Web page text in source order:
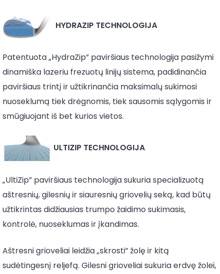
HYDRAZIP TECHNOLOGIJA
Patentuota „HydraZip” paviršiaus technologija pasižymi
dinamiška lazeriu frezuotų linijų sistema, padidinančia
paviršiaus trintį ir užtikrinančia maksimalų sukimosi
nuoseklumą tiek drėgnomis, tiek sausomis sąlygomis ir
smūgiuojant iš bet kurios vietos.
ULTIZIP TECHNOLOGIJA
„UltiZip” paviršiaus technologija sukuria specializuotą
aštresnių, gilesnių ir siauresnių griovelių seką, kad būtų
užtikrintas didžiausias trumpo žaidimo sukimasis,
kontrolė, nuoseklumas ir įkandimas.
Aštresni grioveliai leidžia „skrosti” žolę ir kitą
sudėtingesnį reljefą. Gilesni grioveliai sukuria erdvę žolei,